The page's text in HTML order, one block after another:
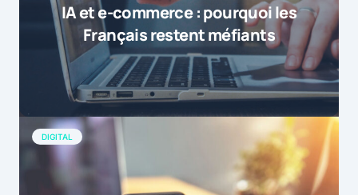
IA et e-commerce : pourquoi les
Français restent méfiants
DIGITAL